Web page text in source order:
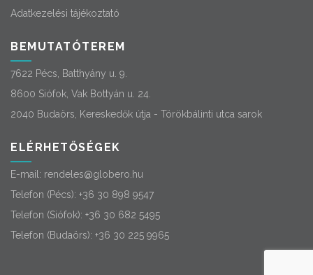
Adatkezelési tájékoztató
BEMUTATÓTEREM
7622 Pécs, Batthyány u. 9.
8600 Siófok, Vak Bottyán u. 24.
2040 Budaörs, Kereskedők útja - Törökbálinti utca sarok
ELÉRHETŐSÉGEK
E-mail: rendeles@globero.hu
Telefon (Pécs): +36 30 898 9547
Telefon (Siófok): +36 30 682 5495
Telefon (Budaörs): +36 30 225 9965